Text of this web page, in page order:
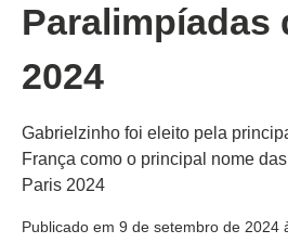
Paralimpíadas
2024
Gabrielzinho foi eleito pela
França como o principal nome
Paris 2024
Publicado em 9 de setembro de 2024